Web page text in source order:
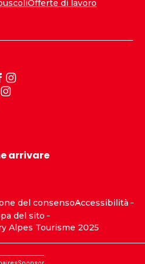
Offerte di lavoro
arrivare
del consensoAccessibilità
del sito
Alpes Tourisme 2025